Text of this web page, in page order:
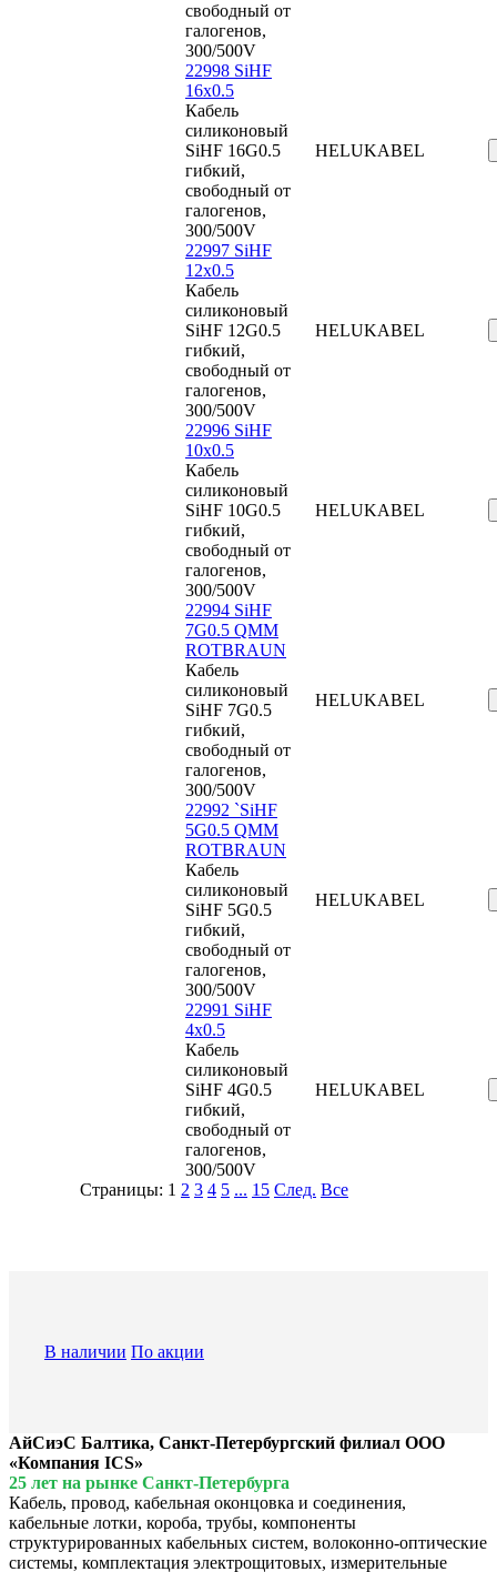
свободный от
галогенов,
300/500V
22998 SiHF
16x0.5
Кабель
силиконовый
SiHF 16G0.5
гибкий,
свободный от
галогенов,
300/500V
HELUKABEL
22997 SiHF
12x0.5
Кабель
силиконовый
SiHF 12G0.5
гибкий,
свободный от
галогенов,
300/500V
HELUKABEL
22996 SiHF
10x0.5
Кабель
силиконовый
SiHF 10G0.5
гибкий,
свободный от
галогенов,
300/500V
HELUKABEL
22994 SiHF
7G0.5 QMM
ROTBRAUN
Кабель
силиконовый
SiHF 7G0.5
гибкий,
свободный от
галогенов,
300/500V
HELUKABEL
22992 `SiHF
5G0.5 QMM
ROTBRAUN
Кабель
силиконовый
SiHF 5G0.5
гибкий,
свободный от
галогенов,
300/500V
HELUKABEL
22991 SiHF
4x0.5
Кабель
силиконовый
SiHF 4G0.5
гибкий,
свободный от
галогенов,
300/500V
HELUKABEL
Страницы: 1 2 3 4 5 ... 15 След. Все
В наличии По акции
АйСиэС Балтика, Санкт-Петербургский филиал ООО
«Компания ICS»
25 лет на рынке Санкт-Петербурга
Кабель, провод, кабельная оконцовка и соединения,
кабельные лотки, короба, трубы, компоненты
структурированных кабельных систем, волоконно-оптические
системы, комплектация электрощитовых, измерительные